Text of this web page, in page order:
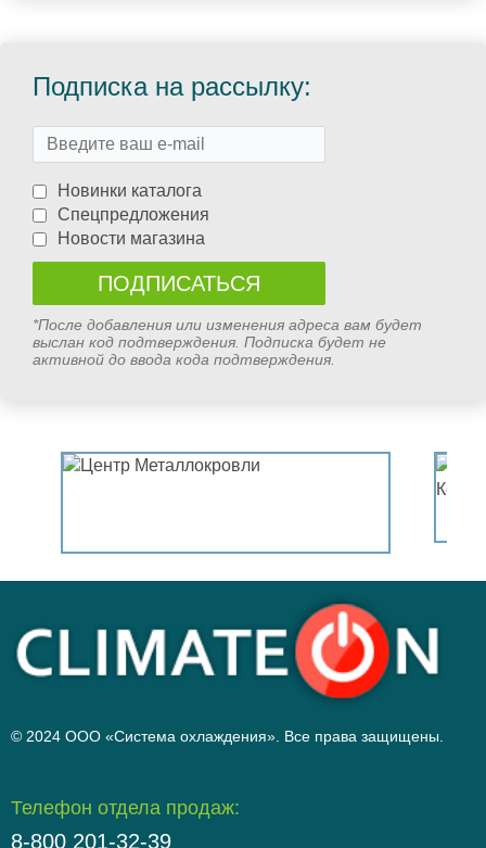
Подписка на рассылку:
Новинки каталога
Спецпредложения
Новости магазина
*После добавления или изменения адреса вам будет
выслан код подтверждения. Подписка будет не
активной до ввода кода подтверждения.
© 2024 ООО «Система охлаждения». Все права защищены.
Телефон отдела продаж:
8-800 201-32-39